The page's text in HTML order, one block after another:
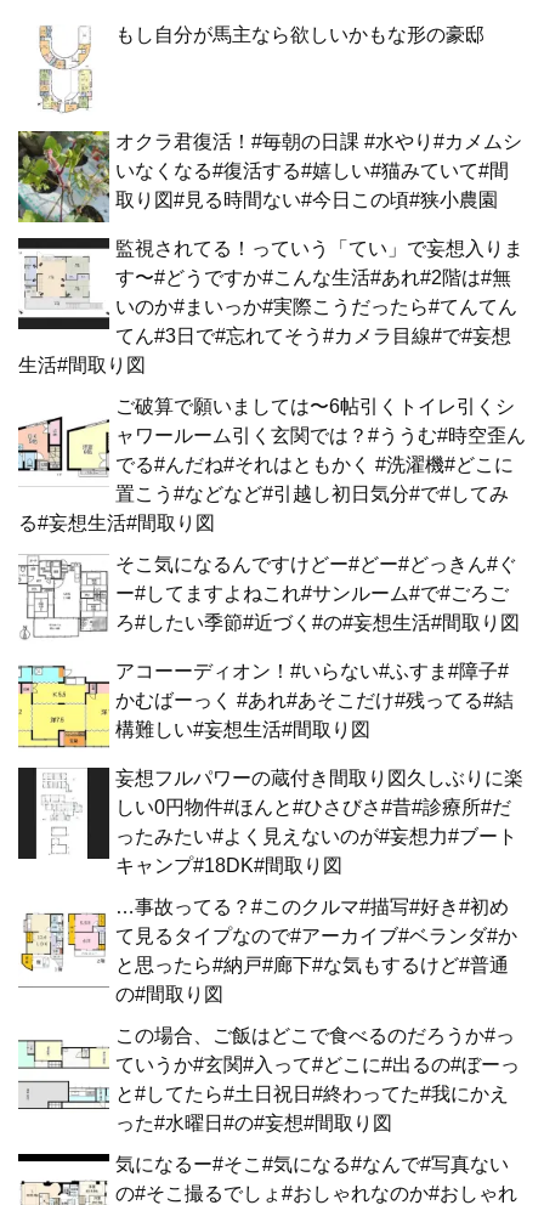
もし自分が馬主なら欲しいかもな形の豪邸
オクラ君復活！#毎朝の日課 #水やり#カメムシ
いなくなる#復活する#嬉しい#猫みていて#間
取り図#見る時間ない#今日この頃#狭小農園
監視されてる！っていう「てい」で妄想入りま
す〜#どうですか#こんな生活#あれ#2階は#無
いのか#まいっか#実際こうだったら#てんてん
てん#3日で#忘れてそう#カメラ目線#で#妄想
生活#間取り図
ご破算で願いましては〜6帖引くトイレ引くシ
ャワールーム引く玄関では？#ううむ#時空歪ん
でる#んだね#それはともかく #洗濯機#どこに
置こう#などなど#引越し初日気分#で#してみ
る#妄想生活#間取り図
そこ気になるんですけどー#どー#どっきん#ぐ
ー#してますよねこれ#サンルーム#で#ごろご
ろ#したい季節#近づく#の#妄想生活#間取り図
アコーーディオン！#いらない#ふすま#障子#
かむばーっく #あれ#あそこだけ#残ってる#結
構難しい#妄想生活#間取り図
妄想フルパワーの蔵付き間取り図久しぶりに楽
しい0円物件#ほんと#ひさびさ#昔#診療所#だ
ったみたい#よく見えないのが#妄想力#ブート
キャンプ#18DK#間取り図
…事故ってる？#このクルマ#描写#好き#初め
て見るタイプなので#アーカイブ#ベランダ#か
と思ったら#納戸#廊下#な気もするけど#普通
の#間取り図
この場合、ご飯はどこで食べるのだろうか#っ
ていうか#玄関#入って#どこに#出るの#ぼーっ
と#してたら#土日祝日#終わってた#我にかえ
った#水曜日#の#妄想#間取り図
気になるー#そこ#気になる#なんで#写真ない
の#そこ撮るでしょ#おしゃれなのか#おしゃれ